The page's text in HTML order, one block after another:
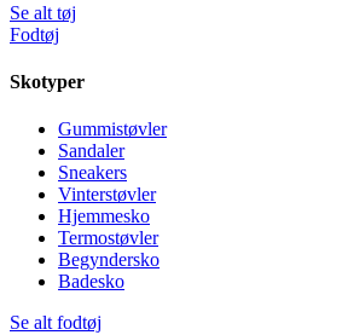
Se alt tøj
Fodtøj
Skotyper
Gummistøvler
Sandaler
Sneakers
Vinterstøvler
Hjemmesko
Termostøvler
Begyndersko
Badesko
Se alt fodtøj